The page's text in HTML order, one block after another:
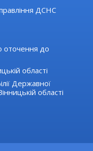
ДСНС
оточення до
області
Державної
області